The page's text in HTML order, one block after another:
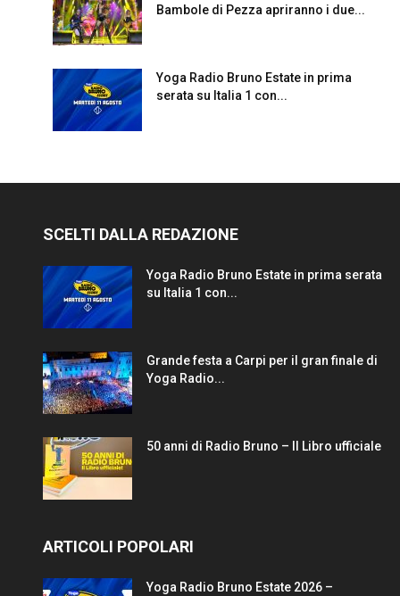
Bambole di Pezza apriranno i due...
Yoga Radio Bruno Estate in prima
serata su Italia 1 con...
SCELTI DALLA REDAZIONE
Yoga Radio Bruno Estate in prima serata
su Italia 1 con...
Grande festa a Carpi per il gran finale di
Yoga Radio...
50 anni di Radio Bruno – Il Libro ufficiale
ARTICOLI POPOLARI
Yoga Radio Bruno Estate 2026 –